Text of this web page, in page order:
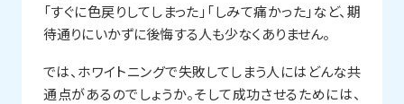
「すぐに色戻りしてしまった」「しみて痛かった」など、期
待通りにいかずに後悔する人も少なくありません。
では、ホワイトニングで失敗してしまう人にはどんな共
通点があるのでしょうか。そして成功させるためには、